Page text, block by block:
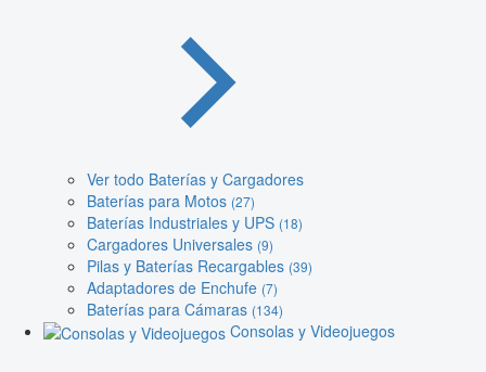
Ver todo Baterías y Cargadores
Baterías para Motos (27)
Baterías Industriales y UPS (18)
Cargadores Universales (9)
Pilas y Baterías Recargables (39)
Adaptadores de Enchufe (7)
Baterías para Cámaras (134)
Consolas y Videojuegos